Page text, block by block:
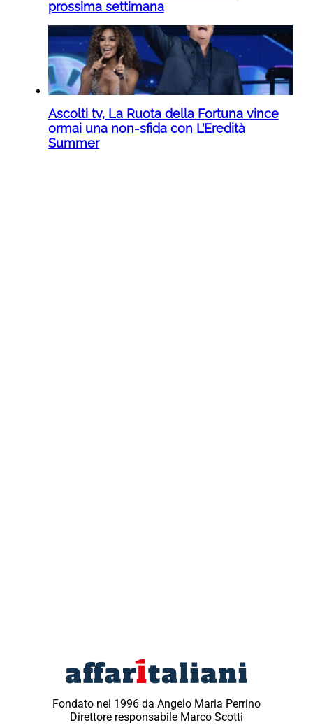
prossima settimana
Ascolti tv, La Ruota della Fortuna vince
ormai una non-sfida con L’Eredità
Summer
Fondato nel 1996 da Angelo Maria Perrino
Direttore responsabile Marco Scotti